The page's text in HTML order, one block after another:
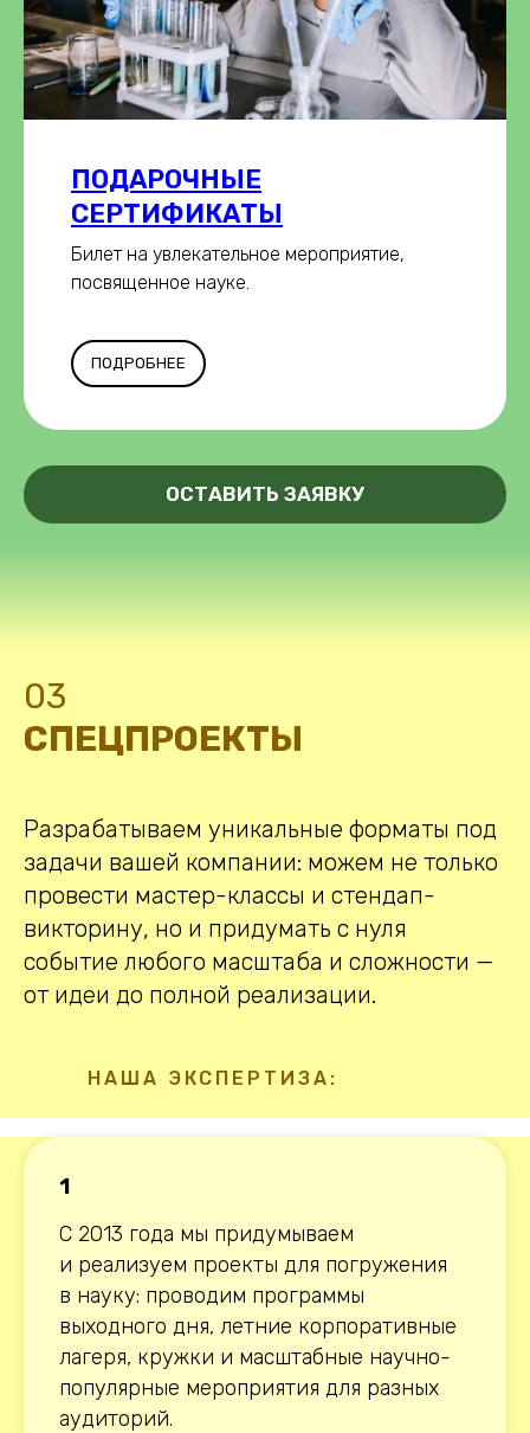
ПОДАРОЧНЫЕ
СЕРТИФИКАТЫ
Билет на увлекательное мероприятие,
посвященное науке.
ПОДРОБНЕЕ
ОСТАВИТЬ ЗАЯВКУ
03
СПЕЦПРОЕКТЫ
Разрабатываем уникальные форматы под
задачи вашей компании: можем не только
провести мастер-классы и стендап-
викторину, но и придумать с нуля
событие любого масштаба и сложности —
от идеи до полной реализации.
НАША ЭКСПЕРТИЗА:
1
С 2013 года мы придумываем
и реализуем проекты для погружения
в науку: проводим программы
выходного дня, летние корпоративные
лагеря, кружки и масштабные научно-
популярные мероприятия для разных
аудиторий.